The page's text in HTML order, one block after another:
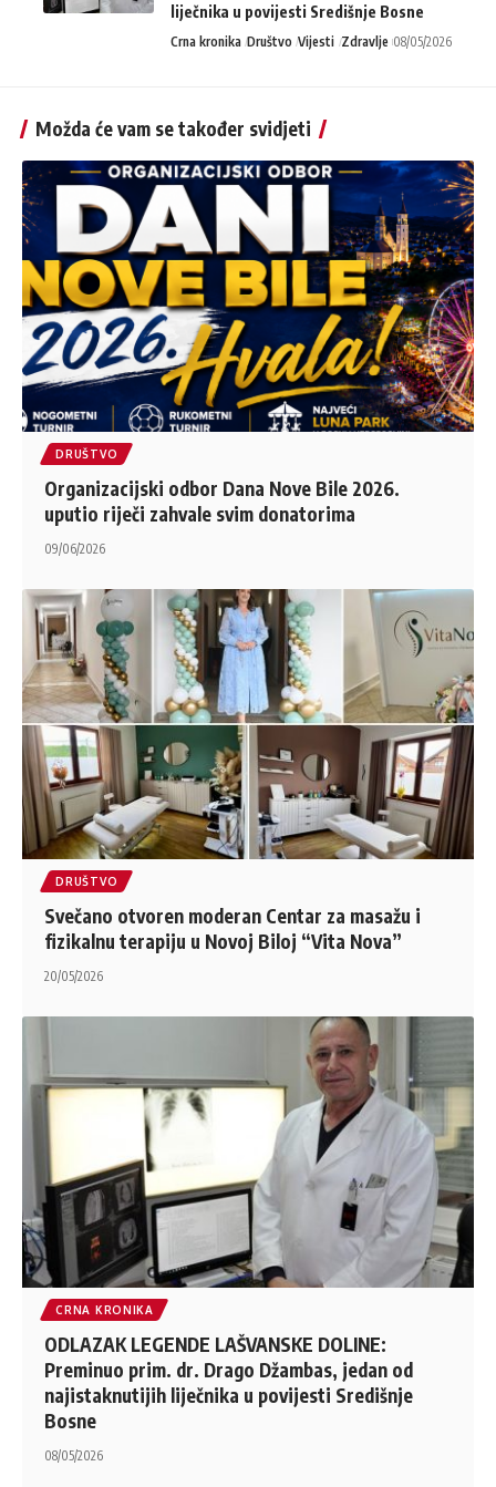
liječnika u povijesti Središnje Bosne
Crna kronika Društvo Vijesti Zdravlje 08/05/2026
Možda će vam se također svidjeti
DRUŠTVO
Organizacijski odbor Dana Nove Bile 2026.
uputio riječi zahvale svim donatorima
09/06/2026
DRUŠTVO
Svečano otvoren moderan Centar za masažu i
fizikalnu terapiju u Novoj Biloj “Vita Nova”
20/05/2026
CRNA KRONIKA
ODLAZAK LEGENDE LAŠVANSKE DOLINE:
Preminuo prim. dr. Drago Džambas, jedan od
najistaknutijih liječnika u povijesti Središnje
Bosne
08/05/2026